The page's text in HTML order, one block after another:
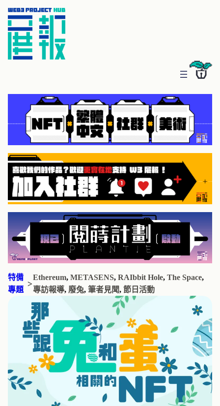
特備
專題
>
Ethereum, METASENS, RAIbbit Hole, The Space ,
專訪報導, 廢兔, 筆者見聞, 節日活動